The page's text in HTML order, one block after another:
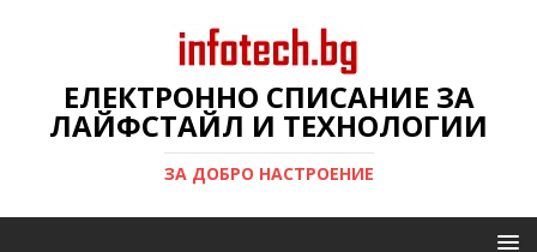
ЕЛЕКТРОННО СПИСАНИЕ ЗА
ЛАЙФСТАЙЛ И ТЕХНОЛОГИИ
ЗА ДОБРО НАСТРОЕНИЕ